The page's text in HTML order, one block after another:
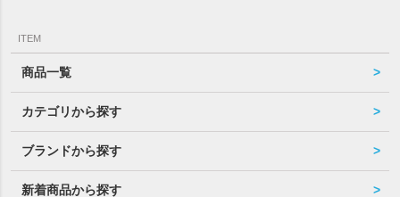
ITEM
商品一覧
カテゴリから探す
ブランドから探す
新着商品から探す